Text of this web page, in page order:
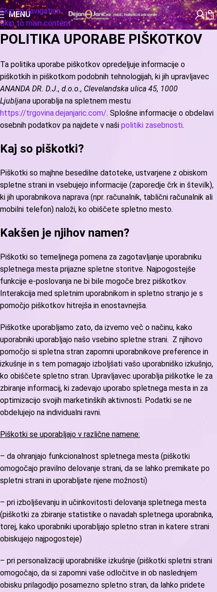
Skip to navigation
Skip to main content
MENU
POLITIKA UPORABE PIŠKOTKOV
Ta politika uporabe piškotkov opredeljuje informacije o
piškotkih in piškotkom podobnih tehnologijah, ki jih upravljavec
ANANDA DR. D.J., d.o.o., Clevelandska ulica 45, 1000
Ljubljana uporablja na spletnem mestu
https://trgovina.dejanjaric.com/. Splošne informacije o obdelavi
osebnih podatkov pa najdete v naši politiki zasebnosti.
Kaj so piškotki?
Piškotki so majhne besedilne datoteke, ustvarjene z obiskom
spletne strani in vsebujejo informacije (zaporedje črk in številk),
ki jih uporabnikova naprava (npr. računalnik, tablični računalnik ali
mobilni telefon) naloži, ko obiščete spletno mesto.
Kakšen je njihov namen?
Piškotki so temeljnega pomena za zagotavljanje uporabniku
spletnega mesta prijazne spletne storitve. Najpogostejše
funkcije e-poslovanja ne bi bile mogoče brez piškotkov.
Interakcija med spletnim uporabnikom in spletno stranjo je s
pomočjo piškotkov hitrejša in enostavnejša.
Piškotke uporabljamo zato, da izvemo več o načinu, kako
uporabniki uporabljajo našo vsebino spletne strani. Z njihovo
pomočjo si spletna stran zapomni uporabnikove preference in
izkušnje in s tem pomagajo izboljšati vašo uporabniško izkušnjo,
ko obiščete spletno stran. Upravljavec uporablja piškotke le za
zbiranje informacij, ki zadevajo uporabo spletnega mesta in za
optimizacijo svojih marketinških aktivnosti. Podatki se ne
obdelujejo na individualni ravni.
Piškotki se uporabljajo v različne namene:
– da ohranjajo funkcionalnost spletnega mesta (piškotki
omogočajo pravilno delovanje strani, da se lahko premikate po
spletni strani in uporabljate njene možnosti)
– pri izboljševanju in učinkovitosti delovanja spletnega mesta
(piškotki za zbiranje statistike o navadah spletnega uporabnika,
torej, kako uporabniki uporabljajo spletno stran in katere strani
obiskujejo najpogosteje)
– pri personalizaciji uporabniške izkušnje (piškotki spletni strani
omogočajo, da si zapomni vaše odločitve in ob naslednjem
obisku prilagodijo posamezno spletno stran, da lahko pridete